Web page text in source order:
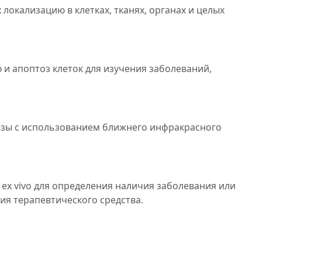
в клетках, тканях, органах и целых
апоптоз клеток для изучения заболеваний,
с использованием ближнего инфракрасного
vivo для определения наличия заболевания или
терапевтического средства.